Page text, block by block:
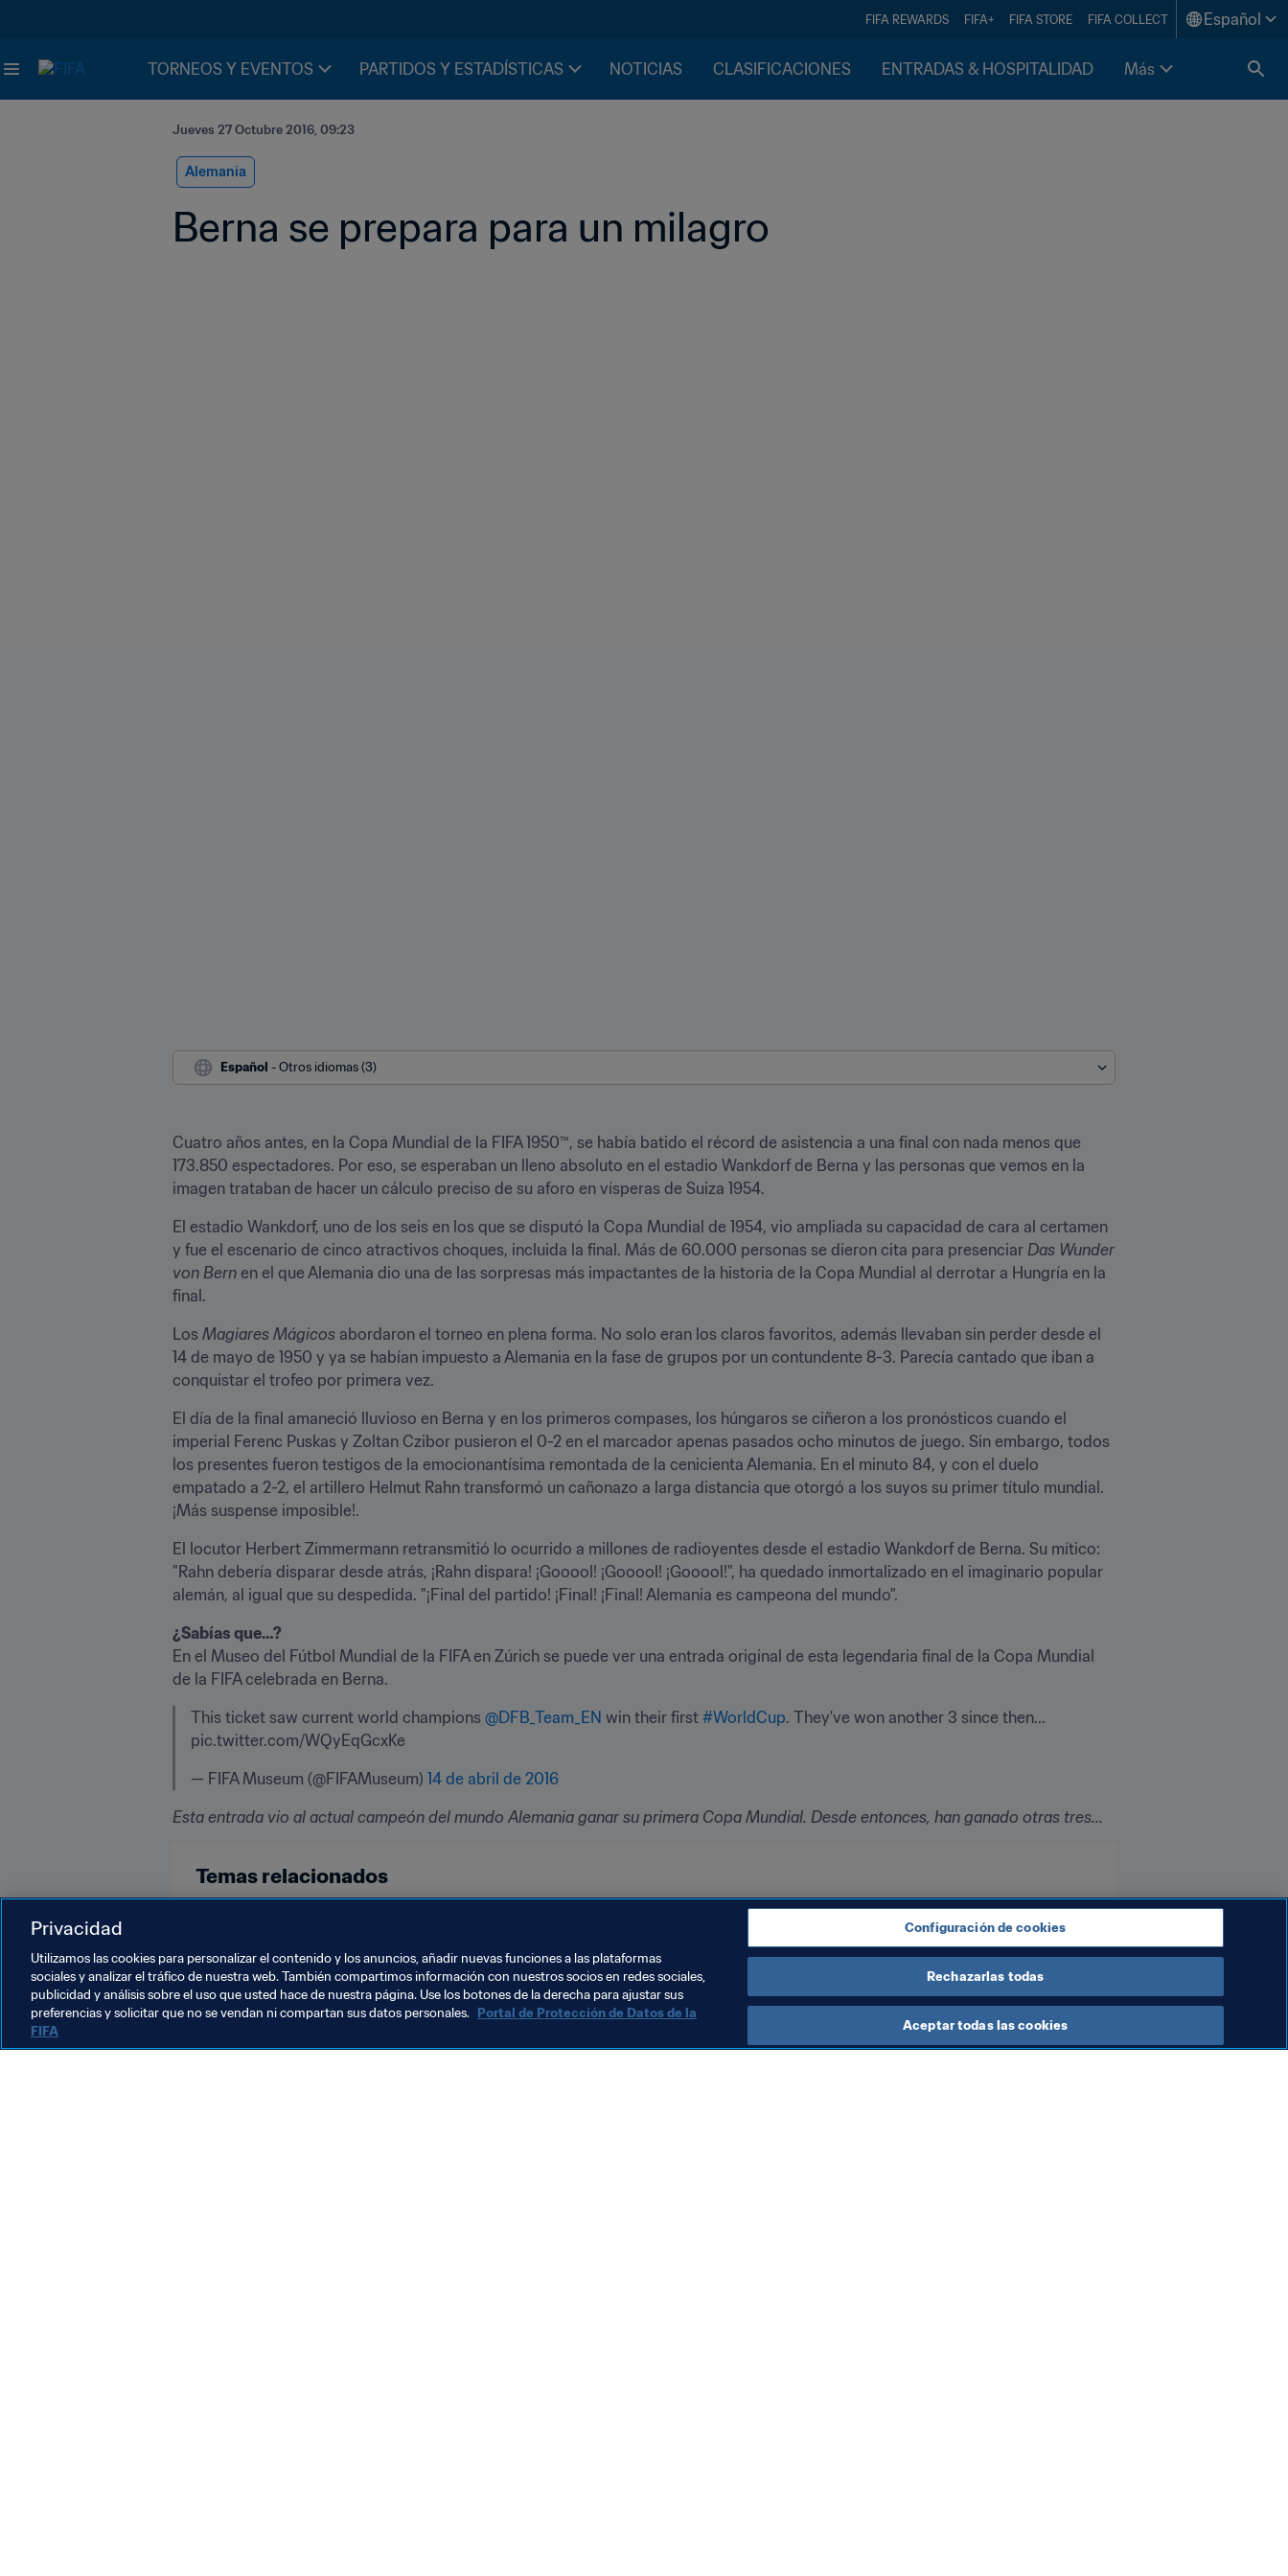
FIFA REWARDS FIFA+ FIFA STORE FIFA COLLECT Español
TORNEOS Y EVENTOS PARTIDOS Y ESTADÍSTICAS NOTICIAS CLASIFICACIONES ENTRADAS & HOSPITALIDAD Más
Jueves 27 Octubre 2016, 09:23
Alemania
Berna se prepara para un milagro
Español - Otros idiomas (3)
Cuatro años antes, en la Copa Mundial de la FIFA 1950™, se había batido el récord de asistencia a una final con nada menos que
173.850 espectadores. Por eso, se esperaban un lleno absoluto en el estadio Wankdorf de Berna y las personas que vemos en la
imagen trataban de hacer un cálculo preciso de su aforo en vísperas de Suiza 1954.
El estadio Wankdorf, uno de los seis en los que se disputó la Copa Mundial de 1954, vio ampliada su capacidad de cara al certamen
y fue el escenario de cinco atractivos choques, incluida la final. Más de 60.000 personas se dieron cita para presenciar Das Wunder
von Bern en el que Alemania dio una de las sorpresas más impactantes de la historia de la Copa Mundial al derrotar a Hungría en la
final.
Los Magiares Mágicos abordaron el torneo en plena forma. No solo eran los claros favoritos, además llevaban sin perder desde el
14 de mayo de 1950 y ya se habían impuesto a Alemania en la fase de grupos por un contundente 8-3. Parecía cantado que iban a
conquistar el trofeo por primera vez.
El día de la final amaneció lluvioso en Berna y en los primeros compases, los húngaros se ciñeron a los pronósticos cuando el
imperial Ferenc Puskas y Zoltan Czibor pusieron el 0-2 en el marcador apenas pasados ocho minutos de juego. Sin embargo, todos
los presentes fueron testigos de la emocionantísima remontada de la cenicienta Alemania. En el minuto 84, y con el duelo
empatado a 2-2, el artillero Helmut Rahn transformó un cañonazo a larga distancia que otorgó a los suyos su primer título mundial.
¡Más suspense imposible!.
El locutor Herbert Zimmermann retransmitió lo ocurrido a millones de radioyentes desde el estadio Wankdorf de Berna. Su mítico:
"Rahn debería disparar desde atrás, ¡Rahn dispara! ¡Gooool! ¡Gooool! ¡Gooool!", ha quedado inmortalizado en el imaginario popular
alemán, al igual que su despedida. "¡Final del partido! ¡Final! ¡Final! Alemania es campeona del mundo".
¿Sabías que…?
En el Museo del Fútbol Mundial de la FIFA en Zúrich se puede ver una entrada original de esta legendaria final de la Copa Mundial
de la FIFA celebrada en Berna.
This ticket saw current world champions @DFB_Team_EN win their first #WorldCup. They've won another 3 since then...
pic.twitter.com/WQyEqGcxKe
— FIFA Museum (@FIFAMuseum) 14 de abril de 2016
Esta entrada vio al actual campeón del mundo Alemania ganar su primera Copa Mundial. Desde entonces, han ganado otras tres...
Temas relacionados
Privacidad
Utilizamos las cookies para personalizar el contenido y los anuncios, añadir nuevas funciones a las plataformas
sociales y analizar el tráfico de nuestra web. También compartimos información con nuestros socios en redes sociales,
publicidad y análisis sobre el uso que usted hace de nuestra página. Use los botones de la derecha para ajustar sus
preferencias y solicitar que no se vendan ni compartan sus datos personales. Portal de Protección de Datos de la
FIFA
Configuración de cookies
Rechazarlas todas
Aceptar todas las cookies